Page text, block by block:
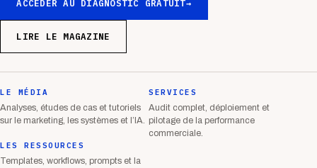
ACCÉDER AU DIAGNOSTIC GRATUIT→
LIRE LE MAGAZINE
LE MÉDIA
Analyses, études de cas et tutoriels
sur le marketing, les systèmes et l’IA.
SERVICES
Audit complet, déploiement et
pilotage de la performance
commerciale.
LES RESSOURCES
Templates, workflows, prompts et la